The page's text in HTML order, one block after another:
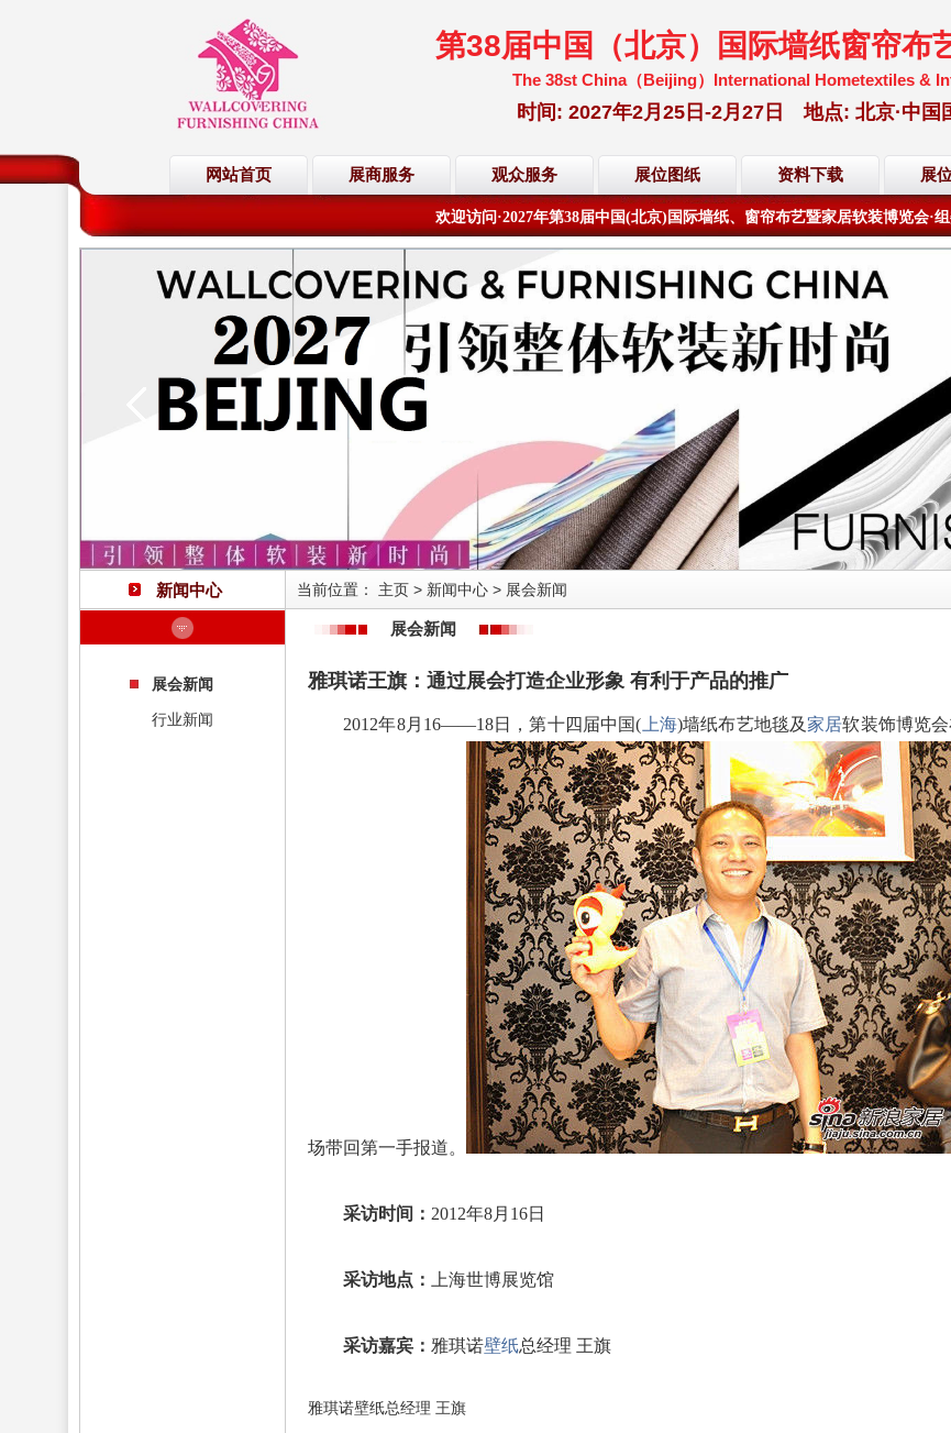
第38届中国（北京）国际墙纸窗帘布
The 38st China（Beijing）International Hometextiles &
时间: 2027年2月25日-2月27日 地点: 北京·中国
网站首页 展商服务 观众服务 展位图纸 资料下载 展
欢迎访问·2027年第38届中国(北京)国际墙纸、窗帘布艺暨家居软装博览会·
距离展会开幕倒计时还有 201天14小时04分49 秒
欢迎访问·2027年第38届中国(北京)国际墙纸、窗帘布艺暨家居软装博览会·
距离展会开幕倒计时还有 201天14小时04分49秒
新闻中心
展会新闻
行业新闻
当前位置： 主页 > 新闻中心 > 展会新闻
展会新闻
雅琪诺王旗：通过展会打造企业形象 有利于产品的推广
2012年8月16――18日，第十四届中国( 上海)墙纸布艺地毯及家居软装饰博览会
场带回第一手报道。
采访时间： 2012年8月16日
采访地点： 上海世博展览馆
采访嘉宾： 雅琪诺壁纸总经理 王旗
雅琪诺壁纸总经理 王旗